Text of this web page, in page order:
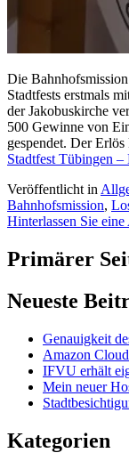
Die
Stadtfests erstmals
der Jakobuskirche
500 Gewinne von
gespendet. Der
Stadtfest Tübingen
Veröffentlicht in
Bahnhofsmission,
Hinterlassen Sie
Primärer
Neueste
Genauigkeit
Amazon
IFVU erhält
Mein neuer
Kategorien